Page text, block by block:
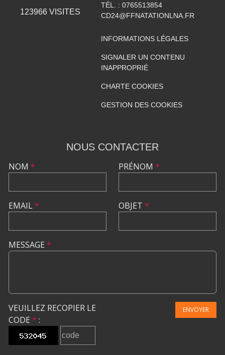
123966 VISITES
TÉL. : 0765513854
CD24@FFNATATIONLNA.FR
INFORMATIONS LÉGALES
SIGNALER UN CONTENU
INAPPROPRIÉ
CHARTE COOKIES
GESTION DES COOKIES
NOUS CONTACTER
NOM *
EMAIL*
PRÉNOM *
OBJET *
MESSAGE *
VEUILLEZ RECOPIER LE
CODE * :
ENVOYER